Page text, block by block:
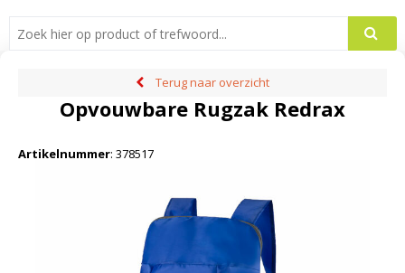
Terug naar overzicht
Opvouwbare Rugzak Redrax
Artikelnummer: 378517